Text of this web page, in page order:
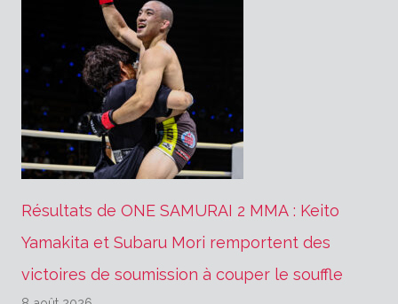
Résultats de ONE SAMURAI 2 MMA : Keito
Yamakita et Subaru Mori remportent des
victoires de soumission à couper le souffle